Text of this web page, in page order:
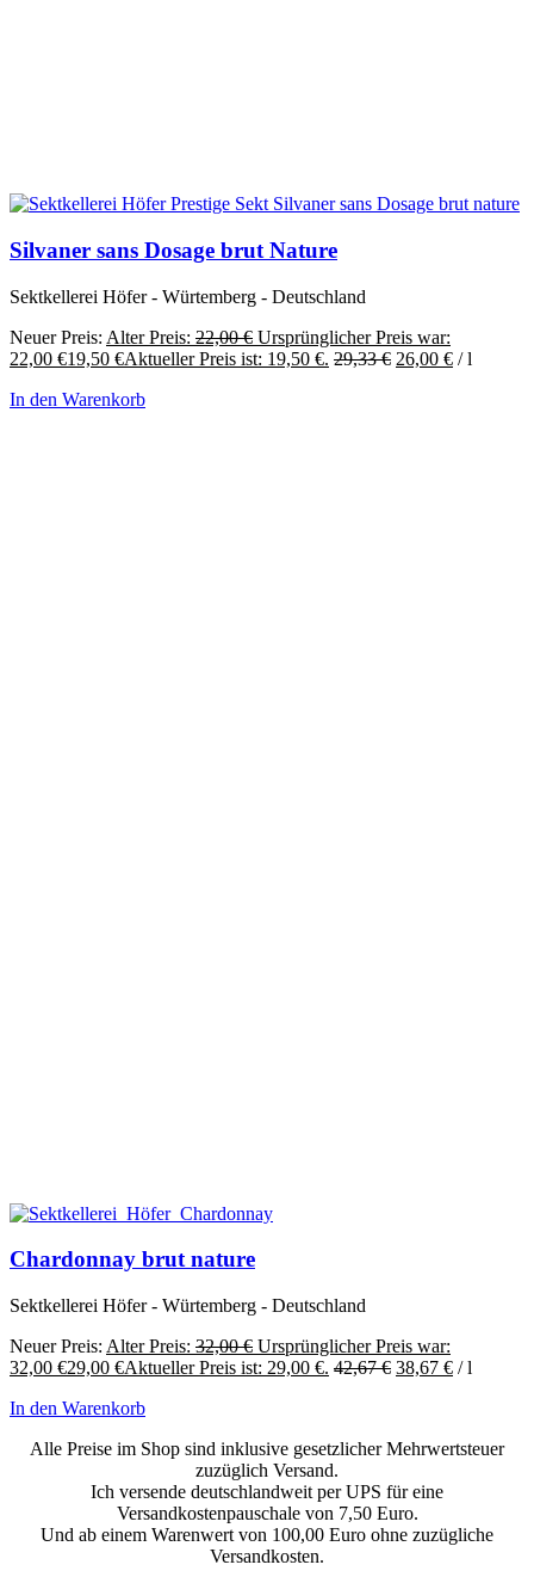
Silvaner sans Dosage brut Nature
Sektkellerei Höfer - Würtemberg - Deutschland
Neuer Preis: Alter Preis: 22,00€ Ursprünglicher Preis war:
22,00 €19,50 €Aktueller Preis ist: 19,50 €. 29,33€ 26,00 € /l
In den Warenkorb
Chardonnay brut nature
Sektkellerei Höfer - Würtemberg - Deutschland
Neuer Preis: Alter Preis: 32,00€ Ursprünglicher Preis war:
32,00 €29,00 €Aktueller Preis ist: 29,00 €. 42,67€ 38,67 € /l
In den Warenkorb
Alle Preise im Shop sind inklusive gesetzlicher Mehrwertsteuer
zuzüglich Versand.
Ich versende deutschlandweit per UPS für eine
Versandkostenpauschale von 7,50 Euro.
Und ab einem Warenwert von 100,00 Euro ohne zuzügliche
Versandkosten.